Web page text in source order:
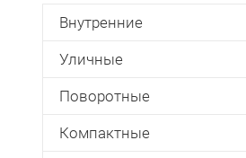
Внутренние
Уличные
Поворотные
Компактные